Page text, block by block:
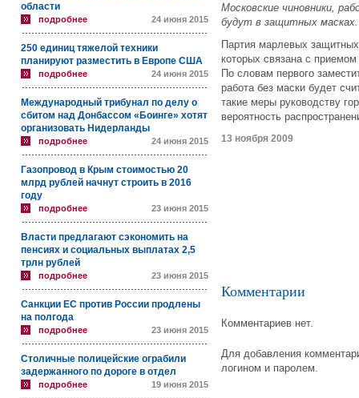
области
подробнее 24 июня 2015
250 единиц тяжелой техники
планируют разместить в Европе США
подробнее 24 июня 2015
Международный трибунал по делу о
сбитом над Донбассом «Боинге» хотят
организовать Нидерланды
подробнее 24 июня 2015
Газопровод в Крым стоимостью 20
млрд рублей начнут строить в 2016
году
подробнее 23 июня 2015
Власти предлагают сэкономить на
пенсиях и социальных выплатах 2,5
трлн рублей
подробнее 23 июня 2015
Санкции ЕС против России продлены
на полгода
подробнее 23 июня 2015
Столичные полицейские ограбили
задержанного по дороге в отдел
подробнее 19 июня 2015
Московские чиновники,
будут в защитных масках.
Партия марлевых
которых связана с
По словам первого
работа без маски будет
такие меры руководству
вероятность
13 ноября 2009
Комментарии
Комментариев нет.
Для добавления
логином и паролем.